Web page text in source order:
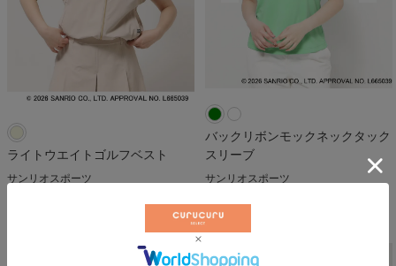
ライトウエイトゴルフベスト
サンリオスポーツ
バックリボンモックネックタック
スリーブ
サンリオスポーツ
￥11,000